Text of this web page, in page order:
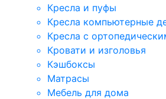
Кресла и пуфы
Кресла компьютерные
Кресла с
Кровати и изголовья
Кэшбоксы
Матрасы
Мебель для дома